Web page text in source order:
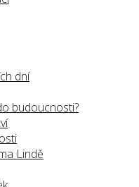
dní
budoucnosti?
Lindě